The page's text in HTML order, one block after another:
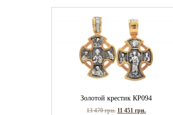
Золотой крестик КР094
13 470грн. 11 451грн.